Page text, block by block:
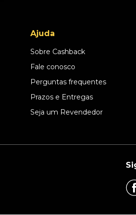
Ajuda
Sobre Cashback
Fale conosco
Perguntas frequentes
Prazos e Entregas
Seja um Revendedor